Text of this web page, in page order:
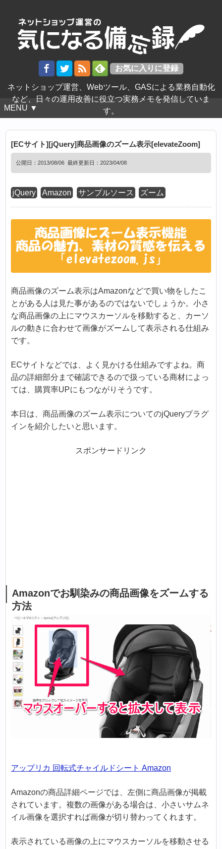
ネットショップ運営、Webツール、GASによる業務自動化
など、日々の運用改善に役立つ実務メモを発信していま
す。
MENU ▼
[ECサイト][jQuery]商品画像のズーム表示[elevateZoom]
公開日：2013/08/06 最終更新日：2023/04/08
jQuery Amazon サンプルソース ズーム
商品画像のズーム表示はAmazonなどで買い物をしたこ
とがある人は見た事があるのではないでしょうか。小さ
な商品画像の上にマウスカーソルを移動すると、カーソ
ルの動きに合わせて画像がズームして表示される仕組み
です。
ECサイトなどでは、よく見かける仕組みですよね。商
品の詳細部分まで確認できるので扱っている商材によっ
ては、購買率UPにもつながりそうです。
本日は、商品画像のズーム表示についてのjQueryプラグ
インを紹介したいと思います。
スポンサードリンク
Amazonでお馴染みの商品画像をズームする
方法
アップリカ 回転式チャイルドシート Amazon
Amazonの商品詳細ページでは、左側に商品画像が掲載
されています。複数の画像がある場合は、小さいサムネ
イル画像を選択すれば画像が切り替わってくれます。
表示されている画像の上にマウスカーソルを移動させる